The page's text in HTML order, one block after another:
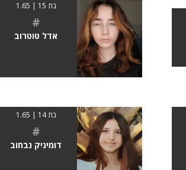
בת 15 | 1.65
#
אדל טוטרוב
בת 14 | 1.65
#
דומיניק נבחוב